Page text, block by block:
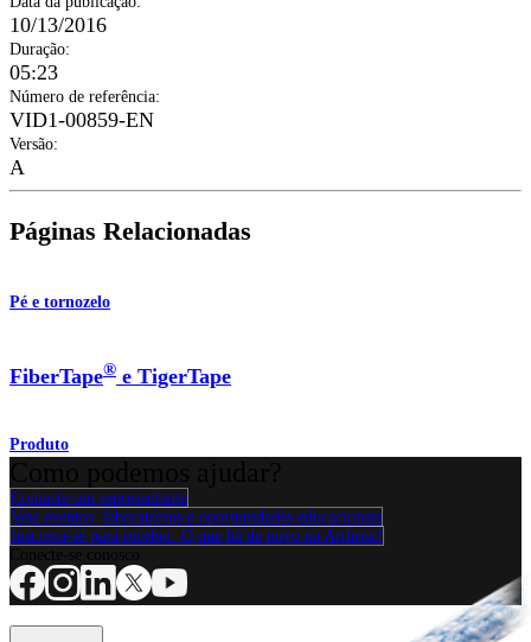
10/13/2016
Duração:
05:23
Número de referência:
VID1-00859-EN
Versão:
A
Páginas Relacionadas
Pé e tornozelo
FiberTape® e TigerTape
Produto
Contacte um representante
Veja eventos, laboratórios e oportunidades educacionais
Inscreva-se para receber: O que há de novo na Arthrex?